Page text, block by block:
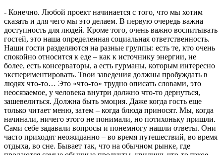
- Конечно. Любой проект начинается с того, что мы хотим
сказать и для чего мы это делаем. В первую очередь важна
доступность для людей. Кроме того, очень важно воспитывать
гостей, это наша определенная социальная ответственность.
Наши гости разделяются на разные группы: есть те, кто очень
спокойно относится к еде – как к источнику энергии, не
более, есть консерваторы, а есть гурманы, которым интересно
экспериментировать. Твои заведения должны пробуждать в
людях что-то… Это «что-то» трудно описать словами, это
неосязаемое, у человека внутри должно что-то дернуться,
зашевелиться. Должна быть эмоция. Даже когда гость еще
только читает меню, затем – когда блюда приносят. Мы, когда
начинали, ничего этого не понимали, но потихоньку пришли.
Сами себе задавали вопросы и понемногу нашли ответы. Они
часто приходят неожиданно – во время путешествий, во время
отдыха, во сне. Бывает так, что на обычном рынке, где